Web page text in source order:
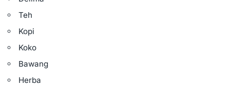
Teh
Kopi
Koko
Bawang
Herba